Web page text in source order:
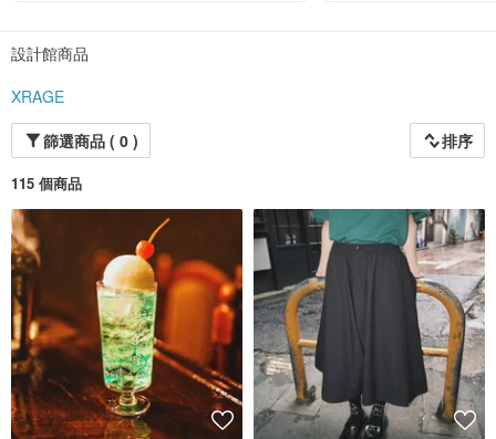
設計館商品
XRAGE
篩選商品 ( 0 )
排序
115 個商品